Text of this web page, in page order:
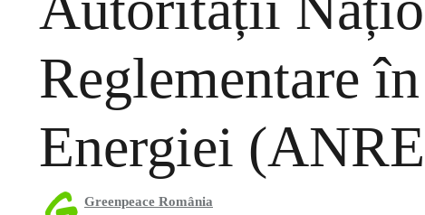
Reglementare
Energiei
Greenpeace România